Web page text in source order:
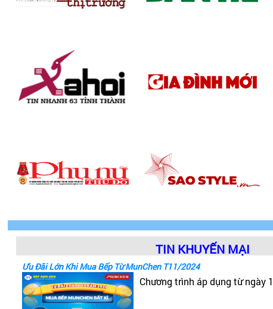
TIN KHUYẾN MẠI
Ưu Đãi Lớn Khi Mua Bếp Từ MunChen T11/2024
Chương trình áp dụng từ